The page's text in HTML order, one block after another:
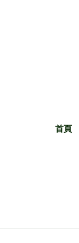
首頁